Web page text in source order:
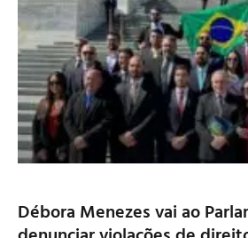
Débora Menezes vai ao